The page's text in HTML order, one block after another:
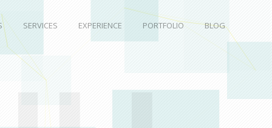
SERVICES EXPERIENCE PORTFOLIO BLOG